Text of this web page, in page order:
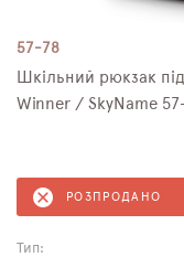
57-78
Шкільний рюкзак
Winner / SkyName
РОЗПРОДАНО
Тип: